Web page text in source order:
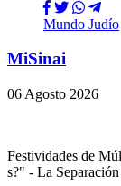
Mundo Judío
MiSinai
06 Agosto 2026
Festividades de
s?" - La